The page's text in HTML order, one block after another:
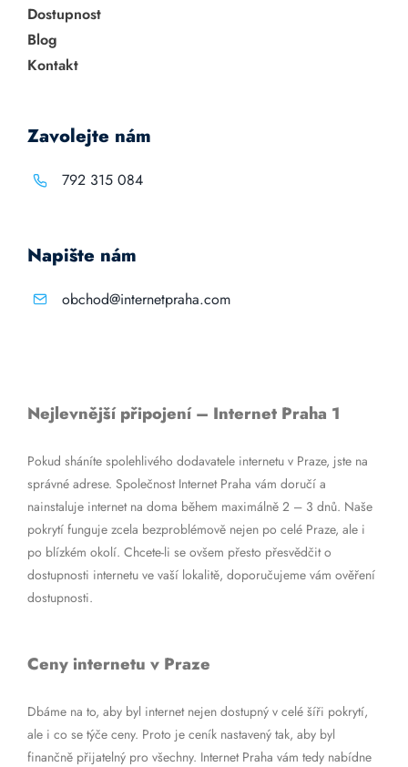
Dostupnost
Blog
Kontakt
Zavolejte nám
792 315 084
Napište nám
obchod@internetpraha.com
Nejlevnější připojení – Internet Praha 1
Pokud sháníte spolehlivého dodavatele internetu v Praze, jste na
správné adrese. Společnost Internet Praha vám doručí a
nainstaluje internet na doma během maximálně 2 – 3 dnů. Naše
pokrytí funguje zcela bezproblémově nejen po celé Praze, ale i
po blízkém okolí. Chcete-li se ovšem přesto přesvědčit o
dostupnosti internetu ve vaší lokalitě, doporučujeme vám ověření
dostupnosti.
Ceny internetu v Praze
Dbáme na to, aby byl internet nejen dostupný v celé šíři pokrytí,
ale i co se týče ceny. Proto je ceník nastavený tak, aby byl
finančně přijatelný pro všechny. Internet Praha vám tedy nabídne